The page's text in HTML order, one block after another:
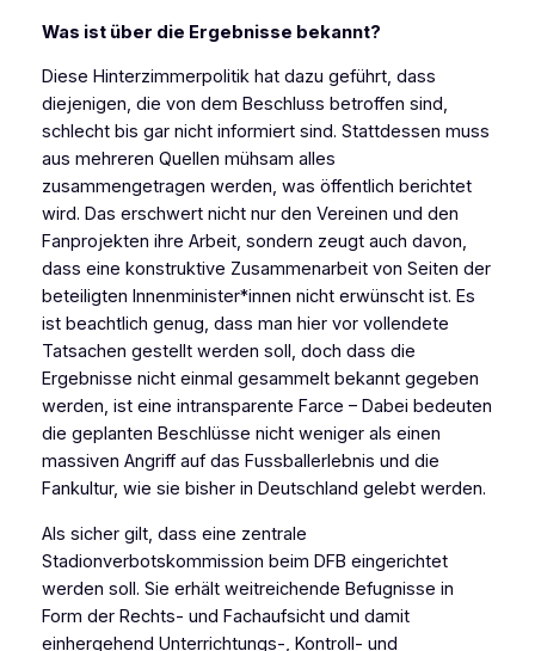
Was ist über die Ergebnisse bekannt?
Diese Hinterzimmerpolitik hat dazu geführt, dass
diejenigen, die von dem Beschluss betroffen sind,
schlecht bis gar nicht informiert sind. Stattdessen muss
aus mehreren Quellen mühsam alles
zusammengetragen werden, was öffentlich berichtet
wird. Das erschwert nicht nur den Vereinen und den
Fanprojekten ihre Arbeit, sondern zeugt auch davon,
dass eine konstruktive Zusammenarbeit von Seiten der
beteiligten Innenminister*innen nicht erwünscht ist. Es
ist beachtlich genug, dass man hier vor vollendete
Tatsachen gestellt werden soll, doch dass die
Ergebnisse nicht einmal gesammelt bekannt gegeben
werden, ist eine intransparente Farce – Dabei bedeuten
die geplanten Beschlüsse nicht weniger als einen
massiven Angriff auf das Fussballerlebnis und die
Fankultur, wie sie bisher in Deutschland gelebt werden.
Als sicher gilt, dass eine zentrale
Stadionverbotskommission beim DFB eingerichtet
werden soll. Sie erhält weitreichende Befugnisse in
Form der Rechts- und Fachaufsicht und damit
einhergehend Unterrichtungs-, Kontroll- und